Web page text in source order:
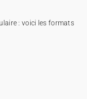
: voici les formats